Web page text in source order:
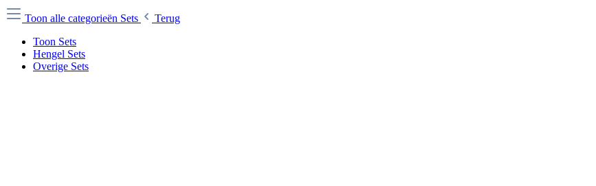
Toon alle categorieën Sets
Terug
Toon Sets
Hengel Sets
Overige Sets